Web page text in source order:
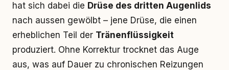
hat sich dabei die Drüse des dritten Augenlids
nach aussen gewölbt – jene Drüse, die einen
erheblichen Teil der Tränenflüssigkeit
produziert. Ohne Korrektur trocknet das Auge
aus, was auf Dauer zu chronischen Reizungen